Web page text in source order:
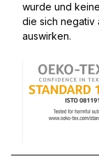
wurde und
die sich negativ
auswirken.